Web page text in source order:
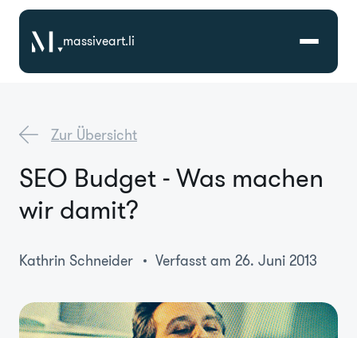
massiveart.li
Referenzen
Branchen
Karriere
Zur Übersicht
SEO Budget - Was machen
wir damit?
Kathrin Schneider Verfasst am 26. Juni 2013